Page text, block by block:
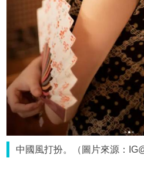
中國風打扮。（圖片來源：